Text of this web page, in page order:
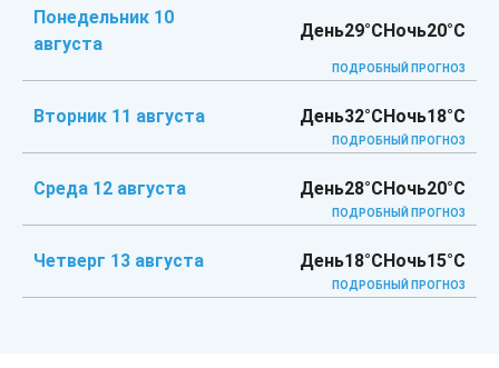
Понедельник 10
августа
День29°CНочь20°C
ПОДРОБНЫЙ ПРОГНОЗ
Вторник 11 августа День32°CНочь18°C
ПОДРОБНЫЙ ПРОГНОЗ
Среда 12 августа День28°CНочь20°C
ПОДРОБНЫЙ ПРОГНОЗ
Четверг 13 августа День18°CНочь15°C
ПОДРОБНЫЙ ПРОГНОЗ